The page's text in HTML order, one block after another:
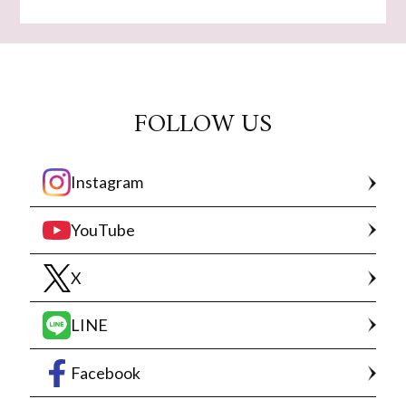
FOLLOW US
Instagram
YouTube
X
LINE
Facebook